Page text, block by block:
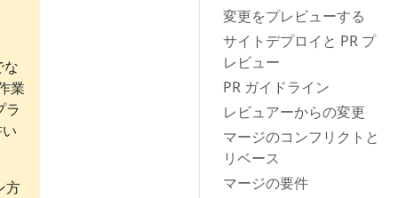
変更をプレビューする
サイトデプロイと PR プ
レビュー
PR ガイドライン
レビュアーからの変更
マージのコンフリクトと
リベース
マージの要件
な
業
ラ
方